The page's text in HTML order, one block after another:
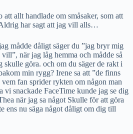
allt handlade om småsaker, som att
har sagt att jag vill alls…
mådde dåligt säger du ”jag bryr mig
när jag låg hemma och mådde så
skulle göra. och om du säger de rakt i
min rygg? Irene sa att ”de finns
fan sprider rykten om någon man
vi snackade FaceTime kunde jag se dig
när jag sa något Skulle för att göra
ens nu säga något dåligt om dig till